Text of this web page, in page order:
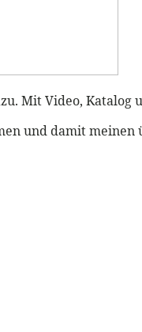
Mit Video, Katalog
und damit